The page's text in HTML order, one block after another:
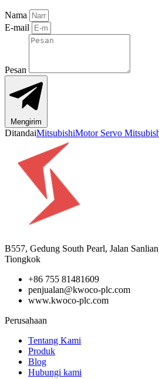
Nama
E-mail
Pesan
Mengirim
DitandaiMitsubishiMotor Servo
B557, Gedung South Pearl, Jalan
Tiongkok
+86 755 81481609
penjualan@kwoco-plc.com
www.kwoco-plc.com
Perusahaan
Tentang Kami
Produk
Blog
Hubungi kami